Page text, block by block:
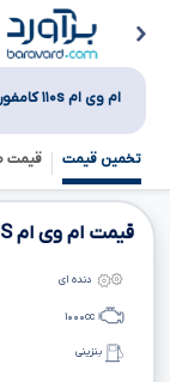
ام وی ام ۱۱۰s کامفورت
تخمین قیمت قیمت
قیمت ام وی ام
دنده ای
۱۰۰۰cc
بنزینی